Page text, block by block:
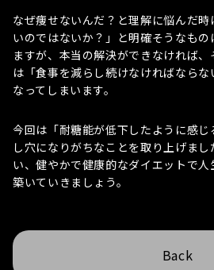
なぜ痩せないんだ？と理解に悩んだ
いのではないか？」と明確そうなも
ますが、本当の解決ができなければ
は「食事を減らし続けなければなら
なってしまいます。
今回は「耐糖能が低下したように感
し穴になりがちなことを取り上げま
い、健やかで健康的なダイエットで
築いていきましょう。
Back